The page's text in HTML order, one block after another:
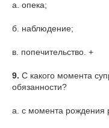
а. опека;
б. наблюдение;
в. попечительство. +
9. С какого момента
обязанности?
а. с момента рождения